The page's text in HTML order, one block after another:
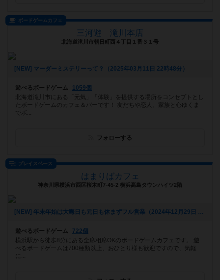
ボードゲームカフェ
三河遊 滝川本店
北海道滝川市朝日町西４丁目１番３１号
[NEW] マーダーミステリーって？（2025年03月11日 22時48分）
遊べるボードゲーム
1059個
北海道滝川市にある「元気」「体験」を提供する場所をコンセプトとし
たボードゲームのカフェ＆バーです！ 友だちや恋人、家族と心ゆくま
でボ...
フォローする
プレイスペース
はまりばカフェ
神奈川県横浜市西区桜木町7-45-2 横浜高島タウンハイツ2階
[NEW] 年末年始は大晦日も元日も休まずフル営業（2024年12月29日 20時19分）
遊べるボードゲーム
722個
横浜駅から徒歩8分にある全席相席OKのボードゲームカフェです。 遊
べるボードゲームは700種類以上、おひとり様も歓迎ですので、気軽
に...